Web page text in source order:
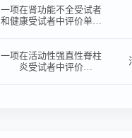
Ⅰ期临床研究
一项在肾功能不全受试者
和健康受试者中评价单次
耐受性的单剂量、开放的
I期临床研究
一项在活动性强直性脊柱
炎受试者中评价